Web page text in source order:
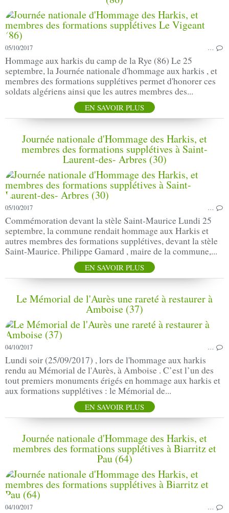
05/10/2017 …
Hommage aux harkis du camp de la Rye (86) Le 25
septembre, la Journée nationale d'hommage aux harkis , et
membres des formations supplétives permet d'honorer ces
soldats algériens ainsi que les autres membres des...
EN SAVOIR PLUS
Journée nationale d'Hommage des Harkis, et
membres des formations supplétives à Saint-
Laurent-des- Arbres (30)
05/10/2017 …
Commémoration devant la stèle Saint-Maurice Lundi 25
septembre, la commune rendait hommage aux Harkis et
autres membres des formations supplétives, devant la stèle
Saint-Maurice. Philippe Gamard , maire de la commune,...
EN SAVOIR PLUS
Le Mémorial de l'Aurès une rareté à restaurer à
Amboise (37)
04/10/2017 …
Lundi soir (25/09/2017) , lors de l'hommage aux harkis
rendu au Mémorial de l'Aurès, à Amboise . C’est l’un des
tout premiers monuments érigés en hommage aux harkis et
aux formations supplétives : le Mémorial de...
EN SAVOIR PLUS
Journée nationale d'Hommage des Harkis, et
membres des formations supplétives à Biarritz et
Pau (64)
04/10/2017 …